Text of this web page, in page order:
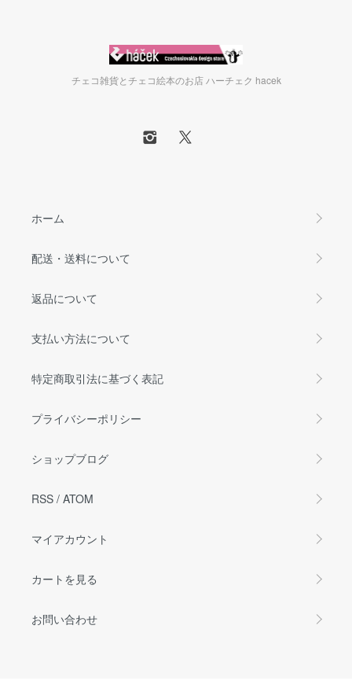
チェコ雑貨とチェコ絵本のお店 ハーチェク hacek
ホーム
配送・送料について
返品について
支払い方法について
特定商取引法に基づく表記
プライバシーポリシー
ショップブログ
RSS / ATOM
マイアカウント
カートを見る
お問い合わせ